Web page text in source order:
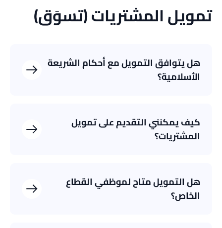
تمويل المشتريات (تسوَق)
هل يتوافق التمويل مع أحكام الشريعة
الأسلامية؟
كيف يمكنني التقديم على تمويل
المشتريات؟
هل التمويل متاح لموظفي القطاع
الخاص؟